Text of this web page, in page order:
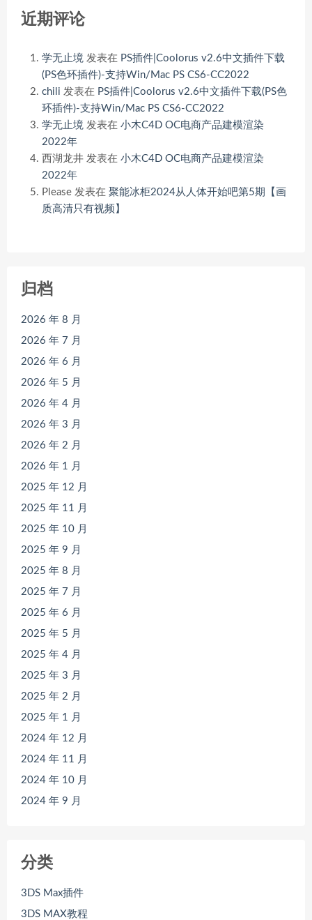
近期评论
学无止境 发表在 PS插件|Coolorus v2.6中文插件下载
(PS色环插件)-支持Win/Mac PS CS6-CC2022
chili 发表在 PS插件|Coolorus v2.6中文插件下载(PS色
环插件)-支持Win/Mac PS CS6-CC2022
学无止境 发表在 小木C4D OC电商产品建模渲染
2022年
西湖龙井 发表在 小木C4D OC电商产品建模渲染
2022年
Please 发表在 聚能冰柜2024从人体开始吧第5期【画
质高清只有视频】
归档
2026 年 8 月
2026 年 7 月
2026 年 6 月
2026 年 5 月
2026 年 4 月
2026 年 3 月
2026 年 2 月
2026 年 1 月
2025 年 12 月
2025 年 11 月
2025 年 10 月
2025 年 9 月
2025 年 8 月
2025 年 7 月
2025 年 6 月
2025 年 5 月
2025 年 4 月
2025 年 3 月
2025 年 2 月
2025 年 1 月
2024 年 12 月
2024 年 11 月
2024 年 10 月
2024 年 9 月
分类
3DS Max插件
3DS MAX教程